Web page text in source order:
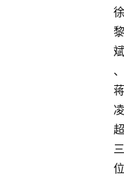
徐
黎
斌
、
蒋
凌
超
三
位